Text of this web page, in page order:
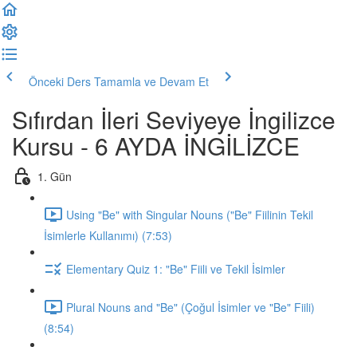
Önceki Ders Tamamla ve Devam Et
Sıfırdan İleri Seviyeye İngilizce
Kursu - 6 AYDA İNGİLİZCE
1. Gün
Using "Be" with Singular Nouns ("Be" Fiilinin Tekil
İsimlerle Kullanımı) (7:53)
Elementary Quiz 1: "Be" Fiili ve Tekil İsimler
Plural Nouns and "Be" (Çoğul İsimler ve "Be" Fiili)
(8:54)